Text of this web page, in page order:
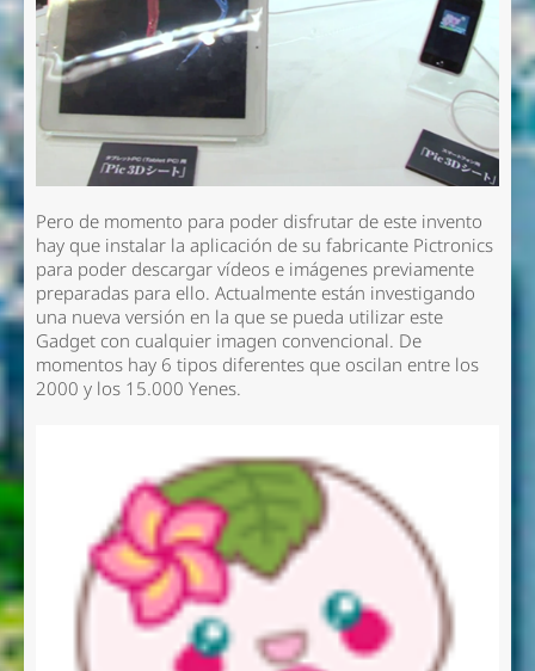
Pero de momento para poder disfrutar de este invento
hay que instalar la aplicación de su fabricante Pictronics
para poder descargar vídeos e imágenes previamente
preparadas para ello. Actualmente están investigando
una nueva versión en la que se pueda utilizar este
Gadget con cualquier imagen convencional. De
momentos hay 6 tipos diferentes que oscilan entre los
2000 y los 15.000 Yenes.